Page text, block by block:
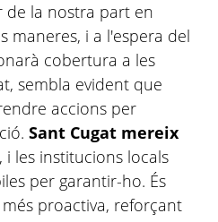
de la nostra part en
maneres, i a l'espera del
cobertura a les
sembla evident que
accions per
Sant Cugat mereix
, i les institucions locals
per garantir-ho. És
proactiva, reforçant